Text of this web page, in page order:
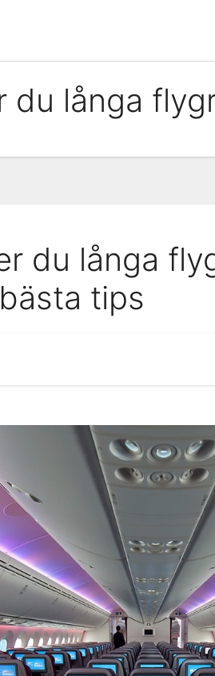
du långa
du långa
tips